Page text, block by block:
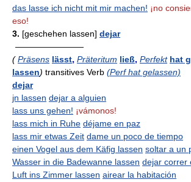
das lasse ich nicht mit mir machen! ¡no
eso!
3. [geschehen lassen] dejar
————————
( Präsens lässt, Präteritum ließ, Perfekt hat
lassen) transitives Verb (Perf hat gelassen)
dejar
jn lassen dejar a alguien
lass uns gehen! ¡vámonos!
lass mich in Ruhe déjame en paz
lass mir etwas Zeit dame un poco de tiempo
einen Vogel aus dem Käfig lassen soltar a un
Wasser in die Badewanne lassen dejar correr
Luft ins Zimmer lassen airear la habitación